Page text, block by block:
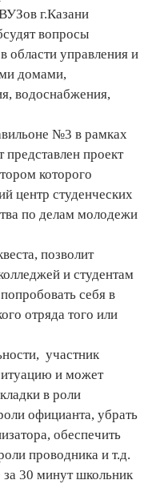
г.Казани
вопросы
области управления и
домами,
водоснабжения,
№3 в рамках
представлен проект
которого
центр студенческих
по делам молодежи
позволит
и студентам
себя в
отряда того или
участник
и может
в роли
официанта, убрать
обеспечить
проводника и т.д.
30 минут школьник